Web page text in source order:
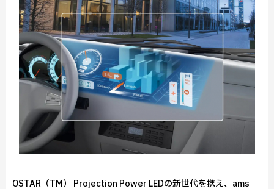
OSTAR（TM） Projection Power LEDの新世代を携え、ams